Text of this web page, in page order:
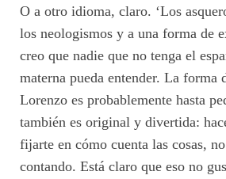
O a otro idioma, claro. ‘Los
los neologismos y a una forma de
creo que nadie que no tenga el
materna pueda entender. La forma
Lorenzo es probablemente hasta
también es original y divertida:
fijarte en cómo cuenta las cosas,
contando. Está claro que eso no